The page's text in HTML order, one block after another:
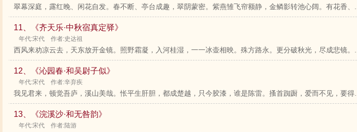
翠幕深庭，露红晚、闲花自发。春不断、亭台成趣，翠阴蒙密。紫燕雏飞帘额静，金鳞影转池心阔。有花香、...
11、《齐天乐·中秋宿真定驿》
年代:宋代 作者:史达祖
西风来劝凉云去，天东放开金镜。照野霜凝，入河桂湿，一一冰壶相映。殊方路永。更分破秋光，尽成悲镜。...
12、《沁园春·和吴尉子似》
年代:宋代 作者:辛弃疾
我见君来，顿觉吾庐，溪山美哉。怅平生肝胆，都成楚越，只今胶漆，谁是陈雷。搔首踟蹰，爱而不见，要得...
13、《浣溪沙·和无咎韵》
年代:宋代 作者:陆游